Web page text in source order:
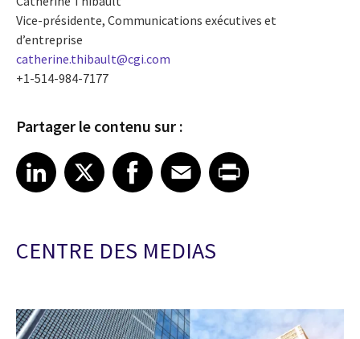
Vice-présidente, Communications exécutives et
d’entreprise
catherine.thibault@cgi.com
+1-514-984-7177
Partager le contenu sur :
Share article on LinkedIn
LinkedIn
Share article on XShare article on Facebook
Facebook
Share article on Email
EmailShare article on Print
CENTRE DES MEDIAS